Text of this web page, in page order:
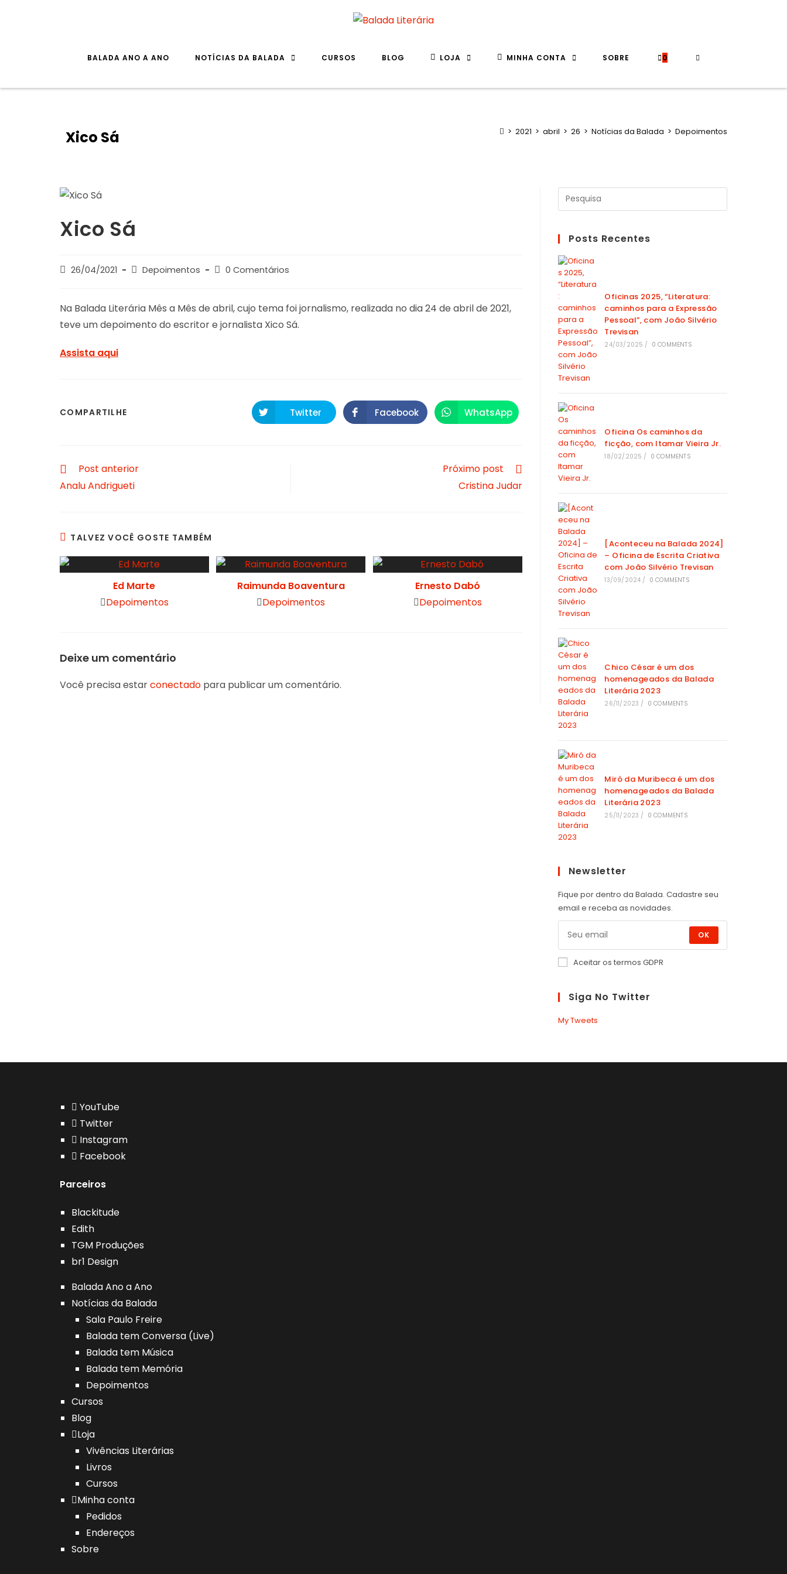
BALADA ANO A ANO NOTÍCIAS DA BALADA CURSOS BLOG LOJA MINHA CONTA SOBRE 0
Xico Sá > 2021 > abril > 26 > Notícias da Balada > Depoimentos
Xico Sá
Post26/04/2021
PostDepoimentos
Post0 Comentários
Na Balada Literária Mês a Mês de abril, cujo tema foi jornalismo, realizada no dia 24 de abril de 2021,
teve um depoimento do escritor e jornalista Xico Sá.
Assista aqui
COMPARTILHE Opens
in
Twitter Opens
in
Facebook Opens
in
WhatsApp
Read
more
articles
Post anterior
Analu Andrigueti
Próximo post
Cristina Judar
TALVEZ VOCÊ GOSTE TAMBÉM
Ed Marte
Post
Depoimentos
Raimunda Boaventura
Post
Depoimentos
Ernesto Dabó
Post
Depoimentos
Deixe um comentário
Você precisa estarconectado para publicar um comentário.
Search
for:
Posts Recentes
Oficinas 2025, “Literatura:
caminhos para a Expressão
Pessoal”, com João Silvério
Trevisan
24/03/2025 / 0 COMMENTS
Oficina Os caminhos da
ficção, com Itamar Vieira Jr.
18/02/2025 / 0 COMMENTS
[Aconteceu na Balada 2024]
– Oficina de Escrita Criativa
com João Silvério Trevisan
13/09/2024 / 0 COMMENTS
Chico César é um dos
homenageados da Balada
Literária 2023
26/11/2023 / 0 COMMENTS
Miró da Muribeca é um dos
homenageados da Balada
Literária 2023
25/11/2023 / 0 COMMENTS
Newsletter
Fique por dentro da Balada. Cadastre seu
email e receba as novidades.
OK
Aceitar os termos GDPR
Siga No Twitter
My Tweets
YouTube
Twitter
Instagram
Facebook
Parceiros
Blackitude
Edith
TGM Produções
br1 Design
Balada Ano a Ano
Notícias da Balada
Sala Paulo Freire
Balada tem Conversa (Live)
Balada tem Música
Balada tem Memória
Depoimentos
Cursos
Blog
Loja
Vivências Literárias
Livros
Cursos
Minha conta
Pedidos
Endereços
Sobre